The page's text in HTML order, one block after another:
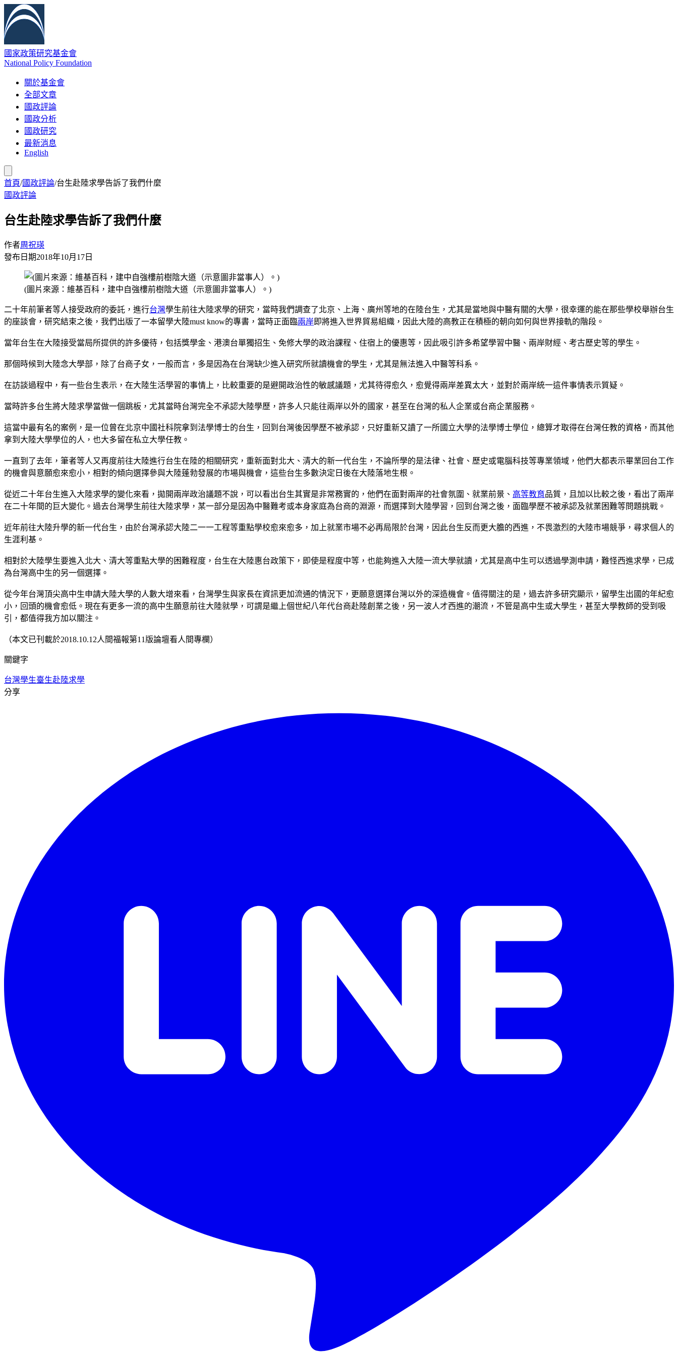
國家政策研究基金會
National Policy Foundation
關於基金會
全部文章
國政評論
國政分析
國政研究
最新消息
English
首頁/國政評論/台生赴陸求學告訴了我們什麼
國政評論
台生赴陸求學告訴了我們什麼
作者周祝瑛
發布日期2018年10月17日
(圖片來源：維基百科，建中自強樓前樹陰大道（示意圖非當事人）。)
二十年前筆者等人接受政府的委託，進行台灣學生前往大陸求學的研究，當時我們調查了北京、上海、廣州等地的在陸台生，尤其是當地與中醫有關的大學，很幸運的能在那些學校舉辦台生
的座談會，研究結束之後，我們出版了一本留學大陸must know的專書，當時正面臨兩岸即將進入世界貿易組織，因此大陸的高教正在積極的朝向如何與世界接軌的階段。
當年台生在大陸接受當局所提供的許多優待，包括獎學金、港澳台單獨招生、免修大學的政治課程、住宿上的優惠等，因此吸引許多希望學習中醫、兩岸財經、考古歷史等的學生。
那個時候到大陸念大學部，除了台商子女，一般而言，多是因為在台灣缺少進入研究所就讀機會的學生，尤其是無法進入中醫等科系。
在訪談過程中，有一些台生表示，在大陸生活學習的事情上，比較重要的是避開政治性的敏感議題，尤其待得愈久，愈覺得兩岸差異太大，並對於兩岸統一這件事情表示質疑。
當時許多台生將大陸求學當做一個跳板，尤其當時台灣完全不承認大陸學歷，許多人只能往兩岸以外的國家，甚至在台灣的私人企業或台商企業服務。
這當中最有名的案例，是一位曾在北京中國社科院拿到法學博士的台生，回到台灣後因學歷不被承認，只好重新又讀了一所國立大學的法學博士學位，總算才取得在台灣任教的資格，而其他
拿到大陸大學學位的人，也大多留在私立大學任教。
一直到了去年，筆者等人又再度前往大陸進行台生在陸的相關研究，重新面對北大、清大的新一代台生，不論所學的是法律、社會、歷史或電腦科技等專業領域，他們大都表示畢業回台工作
的機會與意願愈來愈小，相對的傾向選擇參與大陸蓬勃發展的市場與機會，這些台生多數決定日後在大陸落地生根。
從近二十年台生進入大陸求學的變化來看，拋開兩岸政治議題不說，可以看出台生其實是非常務實的，他們在面對兩岸的社會氛圍、就業前景、 高等教育品質，且加以比較之後，看出了兩岸
在二十年間的巨大變化。過去台灣學生前往大陸求學，某一部分是因為中醫難考或本身家庭為台商的淵源，而選擇到大陸學習，回到台灣之後，面臨學歷不被承認及就業困難等問題挑戰。
近年前往大陸升學的新一代台生，由於台灣承認大陸二一一工程等重點學校愈來愈多，加上就業市場不必再局限於台灣，因此台生反而更大膽的西進，不畏激烈的大陸市場競爭，尋求個人的
生涯利基。
相對於大陸學生要進入北大、清大等重點大學的困難程度，台生在大陸惠台政策下，即使是程度中等，也能夠進入大陸一流大學就讀，尤其是高中生可以透過學測申請，難怪西進求學，已成
為台灣高中生的另一個選擇。
從今年台灣頂尖高中生申請大陸大學的人數大增來看，台灣學生與家長在資訊更加流通的情況下，更願意選擇台灣以外的深造機會。值得關注的是，過去許多研究顯示，留學生出國的年紀愈
小，回頭的機會愈低。現在有更多一流的高中生願意前往大陸就學，可謂是繼上個世紀八年代台商赴陸創業之後，另一波人才西進的潮流，不管是高中生或大學生，甚至大學教師的受到吸
引，都值得我方加以關注。
（本文已刊載於2018.10.12人間福報第11版論壇看人間專欄）
關鍵字
台灣學生臺生赴陸求學
分享